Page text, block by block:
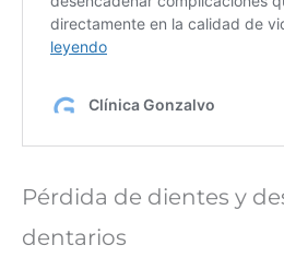
Pérdida de dientes y
dentarios